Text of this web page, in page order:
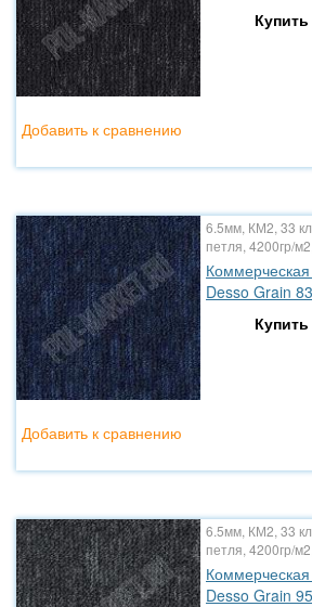
Купить
Добавить к сравнению
6.5мм, КМ2, 33
петля, 4200гр/
Desso Grain
Купить
Добавить к сравнению
6.5мм, КМ2, 33
петля, 4200гр/
Desso Grain